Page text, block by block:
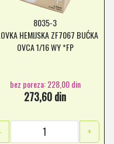
8035-3
HEMIJSKA ZF7067 BUĆKA
OVCA 1/16 WY *FP
bez poreza: 228,00 din
273,60 din
+